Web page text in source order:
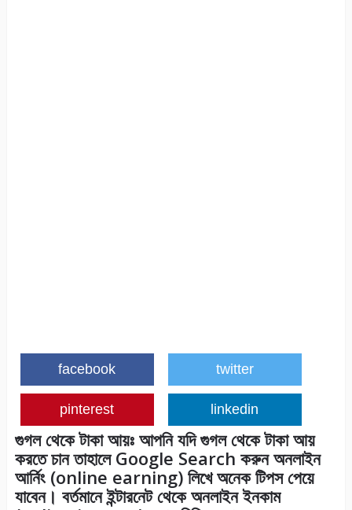
facebook twitter
pinterest linkedin
গুগল থেকে টাকা আয়ঃ আপনি যদি গুগল থেকে টাকা আয়
করতে চান তাহালে Google Search করুন অনলাইন
আর্নিং (online earning) লিখে অনেক টিপস পেয়ে
যাবেন। বর্তমানে ইন্টারনেট থেকে অনলাইন ইনকাম